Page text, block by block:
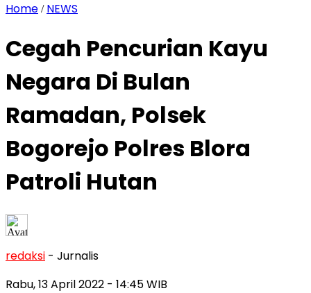
Home / NEWS
Cegah Pencurian Kayu
Negara Di Bulan
Ramadan, Polsek
Bogorejo Polres Blora
Patroli Hutan
redaksi - Jurnalis
Rabu, 13 April 2022 - 14:45 WIB